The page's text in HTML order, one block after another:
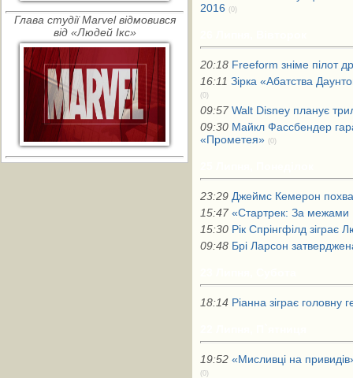
Глава студії Marvel відмовився
від «Людей Ікс»
2016 (0)
20:18 Freeform зніме пілот
16:11 Зірка «Абатства
(0)
09:57 Walt Disney планує
09:30 Майкл Фассбендер
«Прометея» (0)
23:29 Джеймс Кемерон
15:47 «Стартрек: За межами
15:30 Рік Спрінгфілд зіграє
09:48 Брі Ларсон
18:14 Ріанна зіграє головну
19:52 «Мисливці на
(0)